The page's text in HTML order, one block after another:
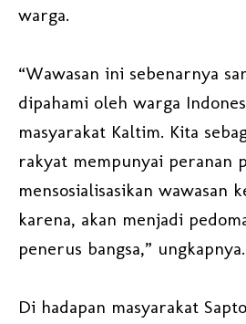
warga.
“Wawasan ini sebenarnya
dipahami oleh warga
masyarakat Kaltim. Kita
rakyat mempunyai peranan
mensosialisasikan wawasan
karena, akan menjadi
penerus bangsa,” ungkapnya.
Di hadapan masyarakat